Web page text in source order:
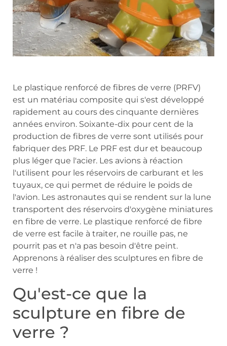
Le plastique renforcé de fibres de verre (PRFV)
est un matériau composite qui s'est développé
rapidement au cours des cinquante dernières
années environ. Soixante-dix pour cent de la
production de fibres de verre sont utilisés pour
fabriquer des PRF. Le PRF est dur et beaucoup
plus léger que l'acier. Les avions à réaction
l'utilisent pour les réservoirs de carburant et les
tuyaux, ce qui permet de réduire le poids de
l'avion. Les astronautes qui se rendent sur la lune
transportent des réservoirs d'oxygène miniatures
en fibre de verre. Le plastique renforcé de fibre
de verre est facile à traiter, ne rouille pas, ne
pourrit pas et n'a pas besoin d'être peint.
Apprenons à réaliser des sculptures en fibre de
verre !
Qu'est-ce que la
sculpture en fibre de
verre ?